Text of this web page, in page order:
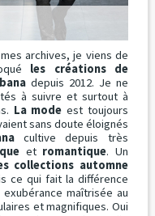
archives, je viens de
les créations de
depuis 2012. Je ne
à suivre et surtout à
La mode est toujours
sans doute éloignés
cultive depuis très
et romantique. Un
collections automne
ce qui fait la différence
maîtrisée au
et magnifiques. Oui